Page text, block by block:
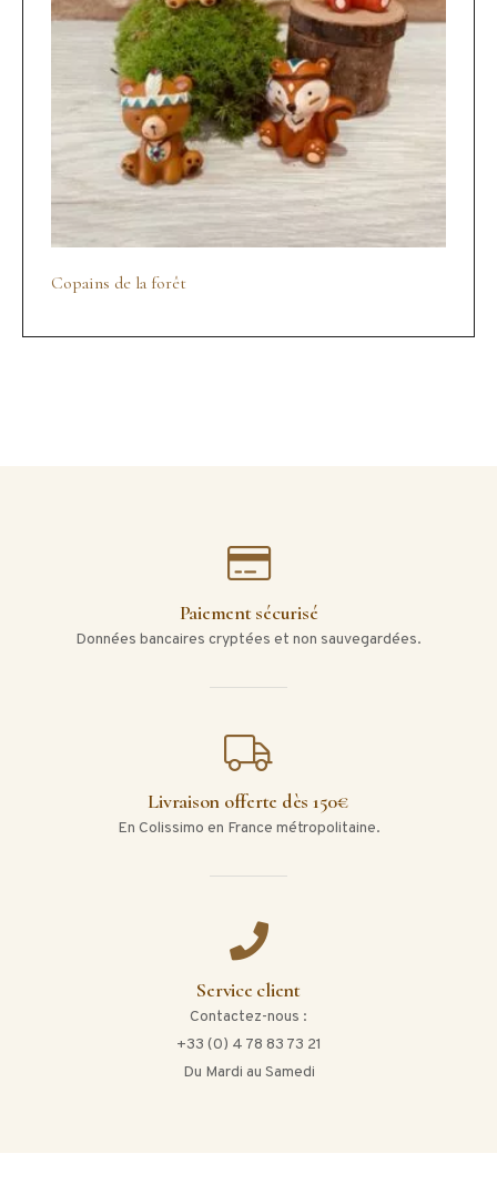
Copains de la forêt
Paiement sécurisé
Données bancaires cryptées et non sauvegardées.
Livraison offerte dès 150€
En Colissimo en France métropolitaine.
Service client
Contactez-nous :
+33 (0) 4 78 83 73 21
Du Mardi au Samedi